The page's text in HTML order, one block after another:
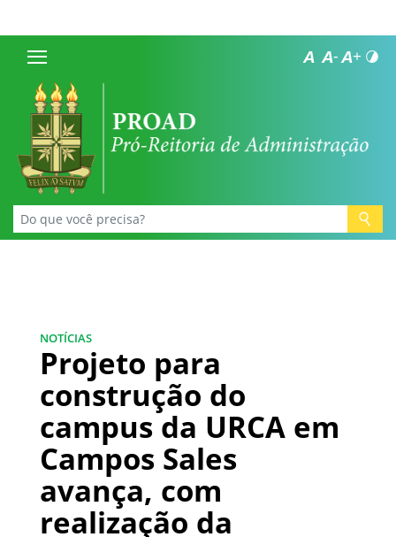
NOTÍCIAS
Projeto para
construção do
campus da URCA em
Campos Sales
avança, com
realização da